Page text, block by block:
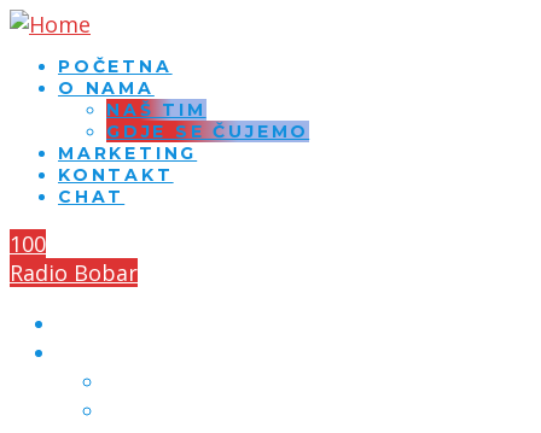
POČETNA
O NAMA
NAŠ TIM
GDJE SE ČUJEMO
MARKETING
KONTAKT
CHAT
100
Radio Bobar